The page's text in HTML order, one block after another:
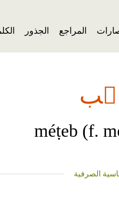
الجذور المراجع
méṭeb (f.
الصرفية